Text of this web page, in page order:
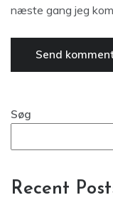
næste gang jeg
Søg
Recent